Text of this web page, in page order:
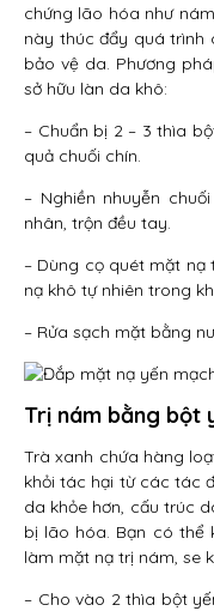
chứng lão hóa như
này thúc đẩy quá trình
bảo vệ da. Phương
sở hữu làn da khô:
– Chuẩn bị 2 – 3 thìa
quả chuối chín.
– Nghiền nhuyễn
nhân, trộn đều tay.
– Dùng cọ quét mặt
nạ khô tự nhiên trong
– Rửa sạch mặt bằng
Trị nám bằng bột
Trà xanh chứa hàng
khỏi tác hại từ các tác
da khỏe hơn, cấu trúc
bị lão hóa. Bạn có thể
làm mặt nạ trị nám, se
– Cho vào 2 thìa bột